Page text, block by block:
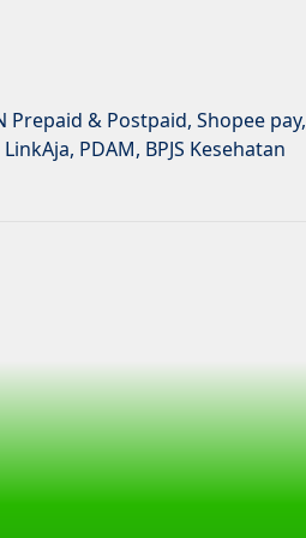
Prepaid & Postpaid, Shopee pay,
PDAM, BPJS Kesehatan